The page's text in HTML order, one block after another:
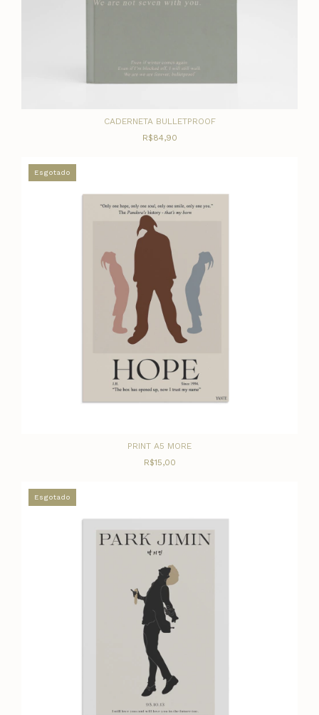
CADERNETA BULLETPROOF
R$84,90
Esgotado
PRINT A5 MORE
R$15,00
Esgotado